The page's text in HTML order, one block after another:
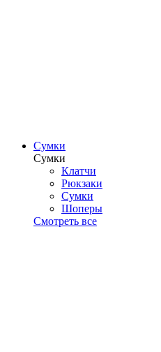
Сумки
Сумки
Клатчи
Рюкзаки
Сумки
Шоперы
Смотреть все